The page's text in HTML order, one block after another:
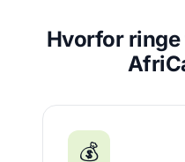
Hvorfor ringe
💰